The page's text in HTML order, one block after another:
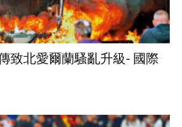
致北愛爾蘭騷亂升級- 國際